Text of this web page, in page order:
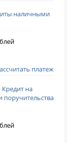
наличными
платеж
Кредит на
поручительства